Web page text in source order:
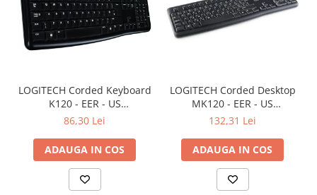
LOGITECH Corded Keyboard
K120 - EER - US
International layout
86,30 Lei
ADAUGA IN COS
LOGITECH Corded Desktop
MK120 - EER - US
International layout
132,31 Lei
ADAUGA IN COS